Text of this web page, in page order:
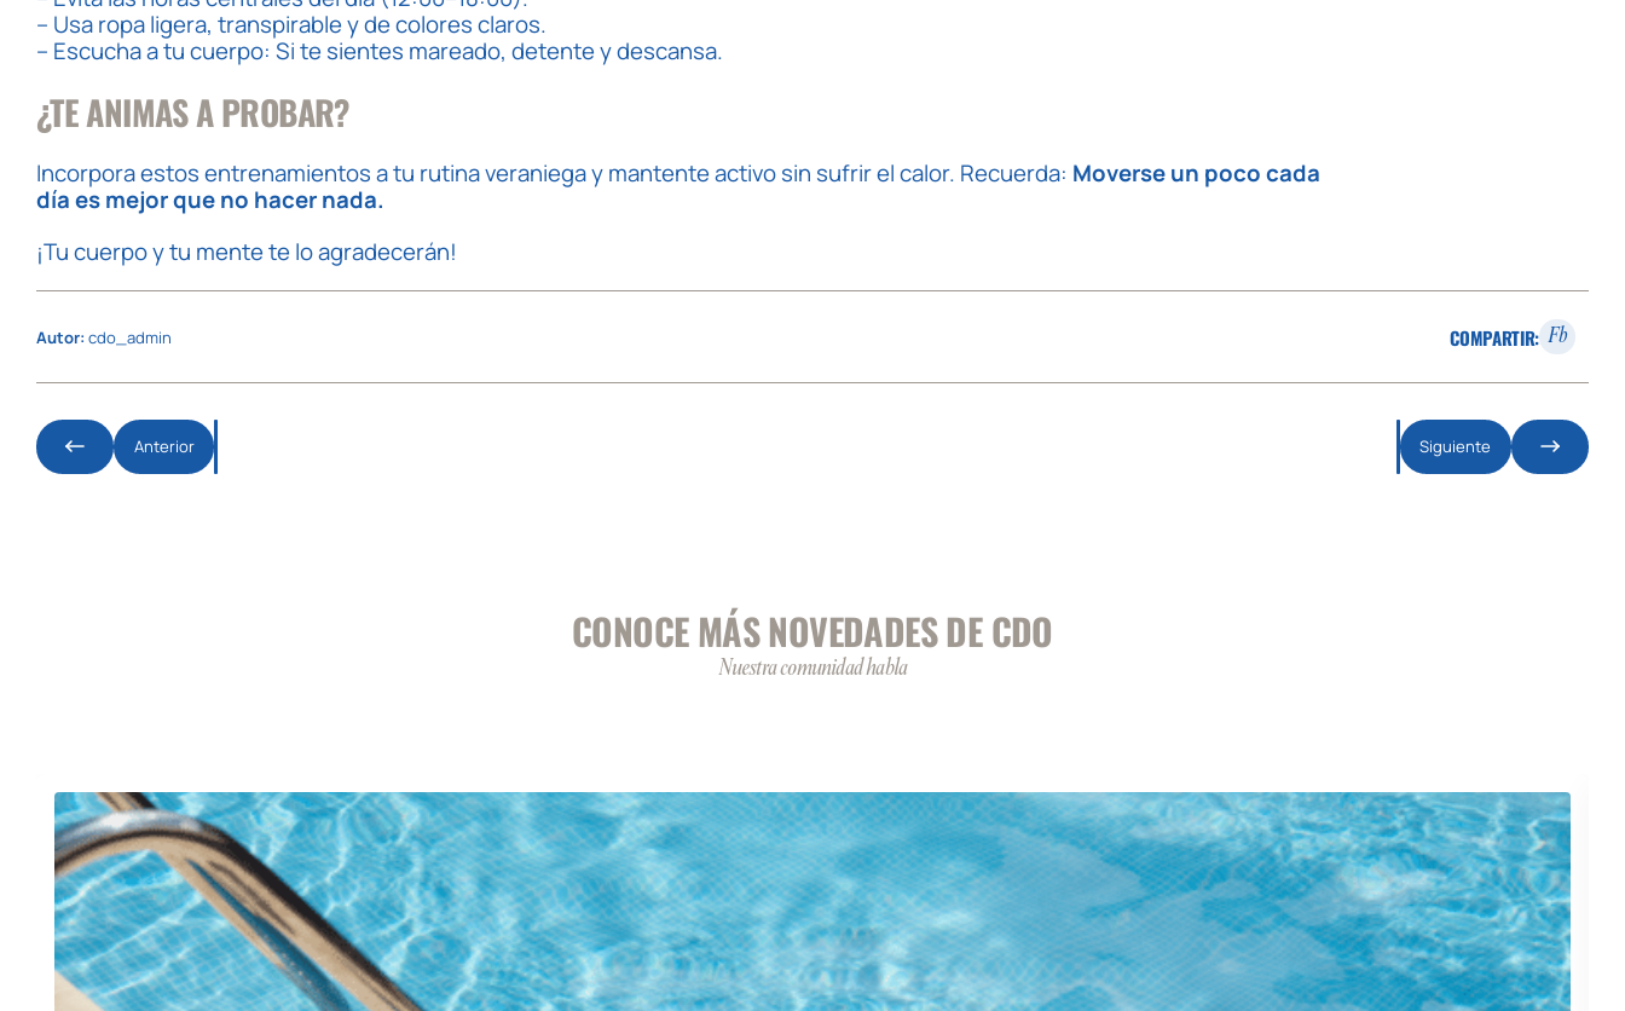
– Usa ropa ligera, transpirable y de colores claros.
– Escucha a tu cuerpo: Si te sientes mareado, detente y descansa.
¿TE ANIMAS A PROBAR?
Incorpora estos entrenamientos a tu rutina veraniega y mantente activo sin sufrir el calor. Recuerda: Moverse un poco cada
día es mejor que no hacer nada.
¡Tu cuerpo y tu mente te lo agradecerán!
Autor: cdo_admin COMPARTIR: Fb
Anterior Siguiente
CONOCE MÁS NOVEDADES DE CDO
Nuestra comunidad habla